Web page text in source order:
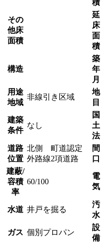
積
その
他床
面積
延
床
面
積
構造
築
年
月
用途
地域
非線引き区域
地
目
建築
条件
なし
国
土
法
道路
位置
北側 町道認定
外路線2項道路
間
口
建蔽/
容積
率
60/100
電
気
水道 井戸を掘る
汚
水
ガス 個別プロパン
設
備